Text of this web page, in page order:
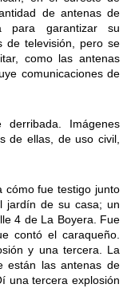
de antenas de
para garantizar su
de televisión, pero se
como las antenas
comunicaciones de
Imágenes
de ellas, de uso civil,
cómo fue testigo junto
jardín de su casa; un
4 de La Boyera. Fue
contó el caraqueño.
y una tercera. La
están las antenas de
una tercera explosión